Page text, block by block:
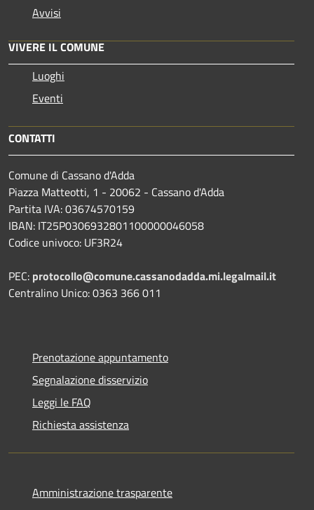
Avvisi
VIVERE IL COMUNE
Luoghi
Eventi
CONTATTI
Comune di Cassano d'Adda
Piazza Matteotti, 1 - 20062 - Cassano d'Adda
Partita IVA: 03674570159
IBAN: IT25P0306932801100000046058
Codice univoco: UF3R24
PEC: protocollo@comune.cassanodadda.mi.legalmail.it
Centralino Unico: 0363 366 011
Prenotazione appuntamento
Segnalazione disservizio
Leggi le FAQ
Richiesta assistenza
Amministrazione trasparente